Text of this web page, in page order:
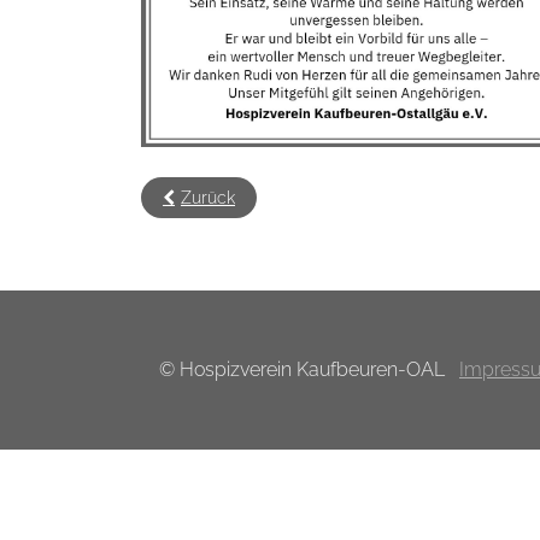
Zurück
© Hospizverein Kaufbeuren-OAL